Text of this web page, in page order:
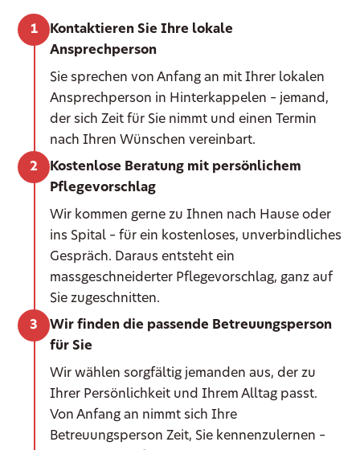
Kontaktieren Sie Ihre lokale
Ansprechperson
Sie sprechen von Anfang an mit Ihrer lokalen
Ansprechperson in Hinterkappelen – jemand,
der sich Zeit für Sie nimmt und einen Termin
nach Ihren Wünschen vereinbart.
Kostenlose Beratung mit persönlichem
Pflegevorschlag
Wir kommen gerne zu Ihnen nach Hause oder
ins Spital – für ein kostenloses, unverbindliches
Gespräch. Daraus entsteht ein
massgeschneiderter Pflegevorschlag, ganz auf
Sie zugeschnitten.
Wir finden die passende Betreuungsperson
für Sie
Wir wählen sorgfältig jemanden aus, der zu
Ihrer Persönlichkeit und Ihrem Alltag passt.
Von Anfang an nimmt sich Ihre
Betreuungsperson Zeit, Sie kennenzulernen –